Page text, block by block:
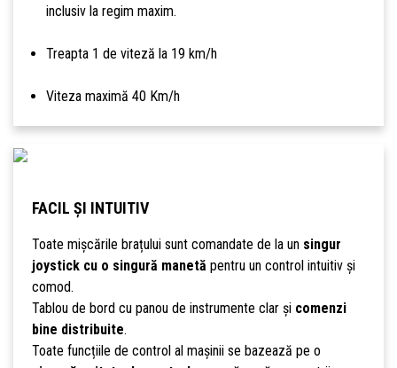
inclusiv la regim maxim.
Treapta 1 de viteză la 19 km/h
Viteza maximă 40 Km/h
FACIL ȘI INTUITIV
Toate mișcările brațului sunt comandate de la un singur
joystick cu o singură manetă pentru un control intuitiv și
comod.
Tablou de bord cu panou de instrumente clar și comenzi
bine distribuite.
Toate funcțiile de control al mașinii se bazează pe o